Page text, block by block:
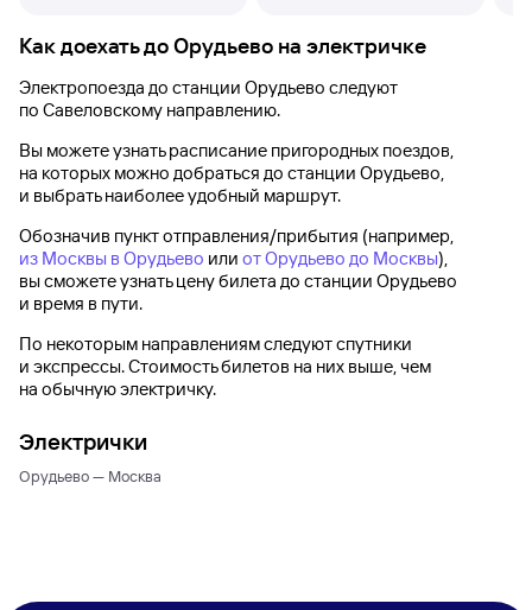
Как доехать доОрудьево на электричке
Электропоезда до станции Орудьево следуют
по Савеловскому направлению.
Вы можете узнать расписание пригородных поездов,
на которых можно добраться до станции Орудьево,
и выбрать наиболее удобный маршрут.
Обозначив пункт отправления/прибытия (например,
из Москвы в Орудьево или от Орудьево до Москвы),
вы сможете узнать цену билета до станции Орудьево
и время в пути.
По некоторым направлениям следуют спутники
и экспрессы. Стоимость билетов на них выше, чем
на обычную электричку.
Электрички
Орудьево — Москва